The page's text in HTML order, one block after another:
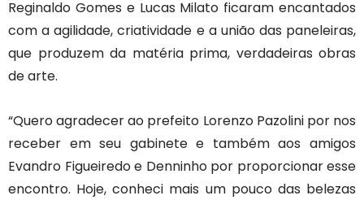
Reginaldo Gomes e Lucas Milato ficaram encantados
com a agilidade, criatividade e a união das paneleiras,
que produzem da matéria prima, verdadeiras obras
de arte.
“Quero agradecer ao prefeito Lorenzo Pazolini por nos
receber em seu gabinete e também aos amigos
Evandro Figueiredo e Denninho por proporcionar esse
encontro. Hoje, conheci mais um pouco das belezas